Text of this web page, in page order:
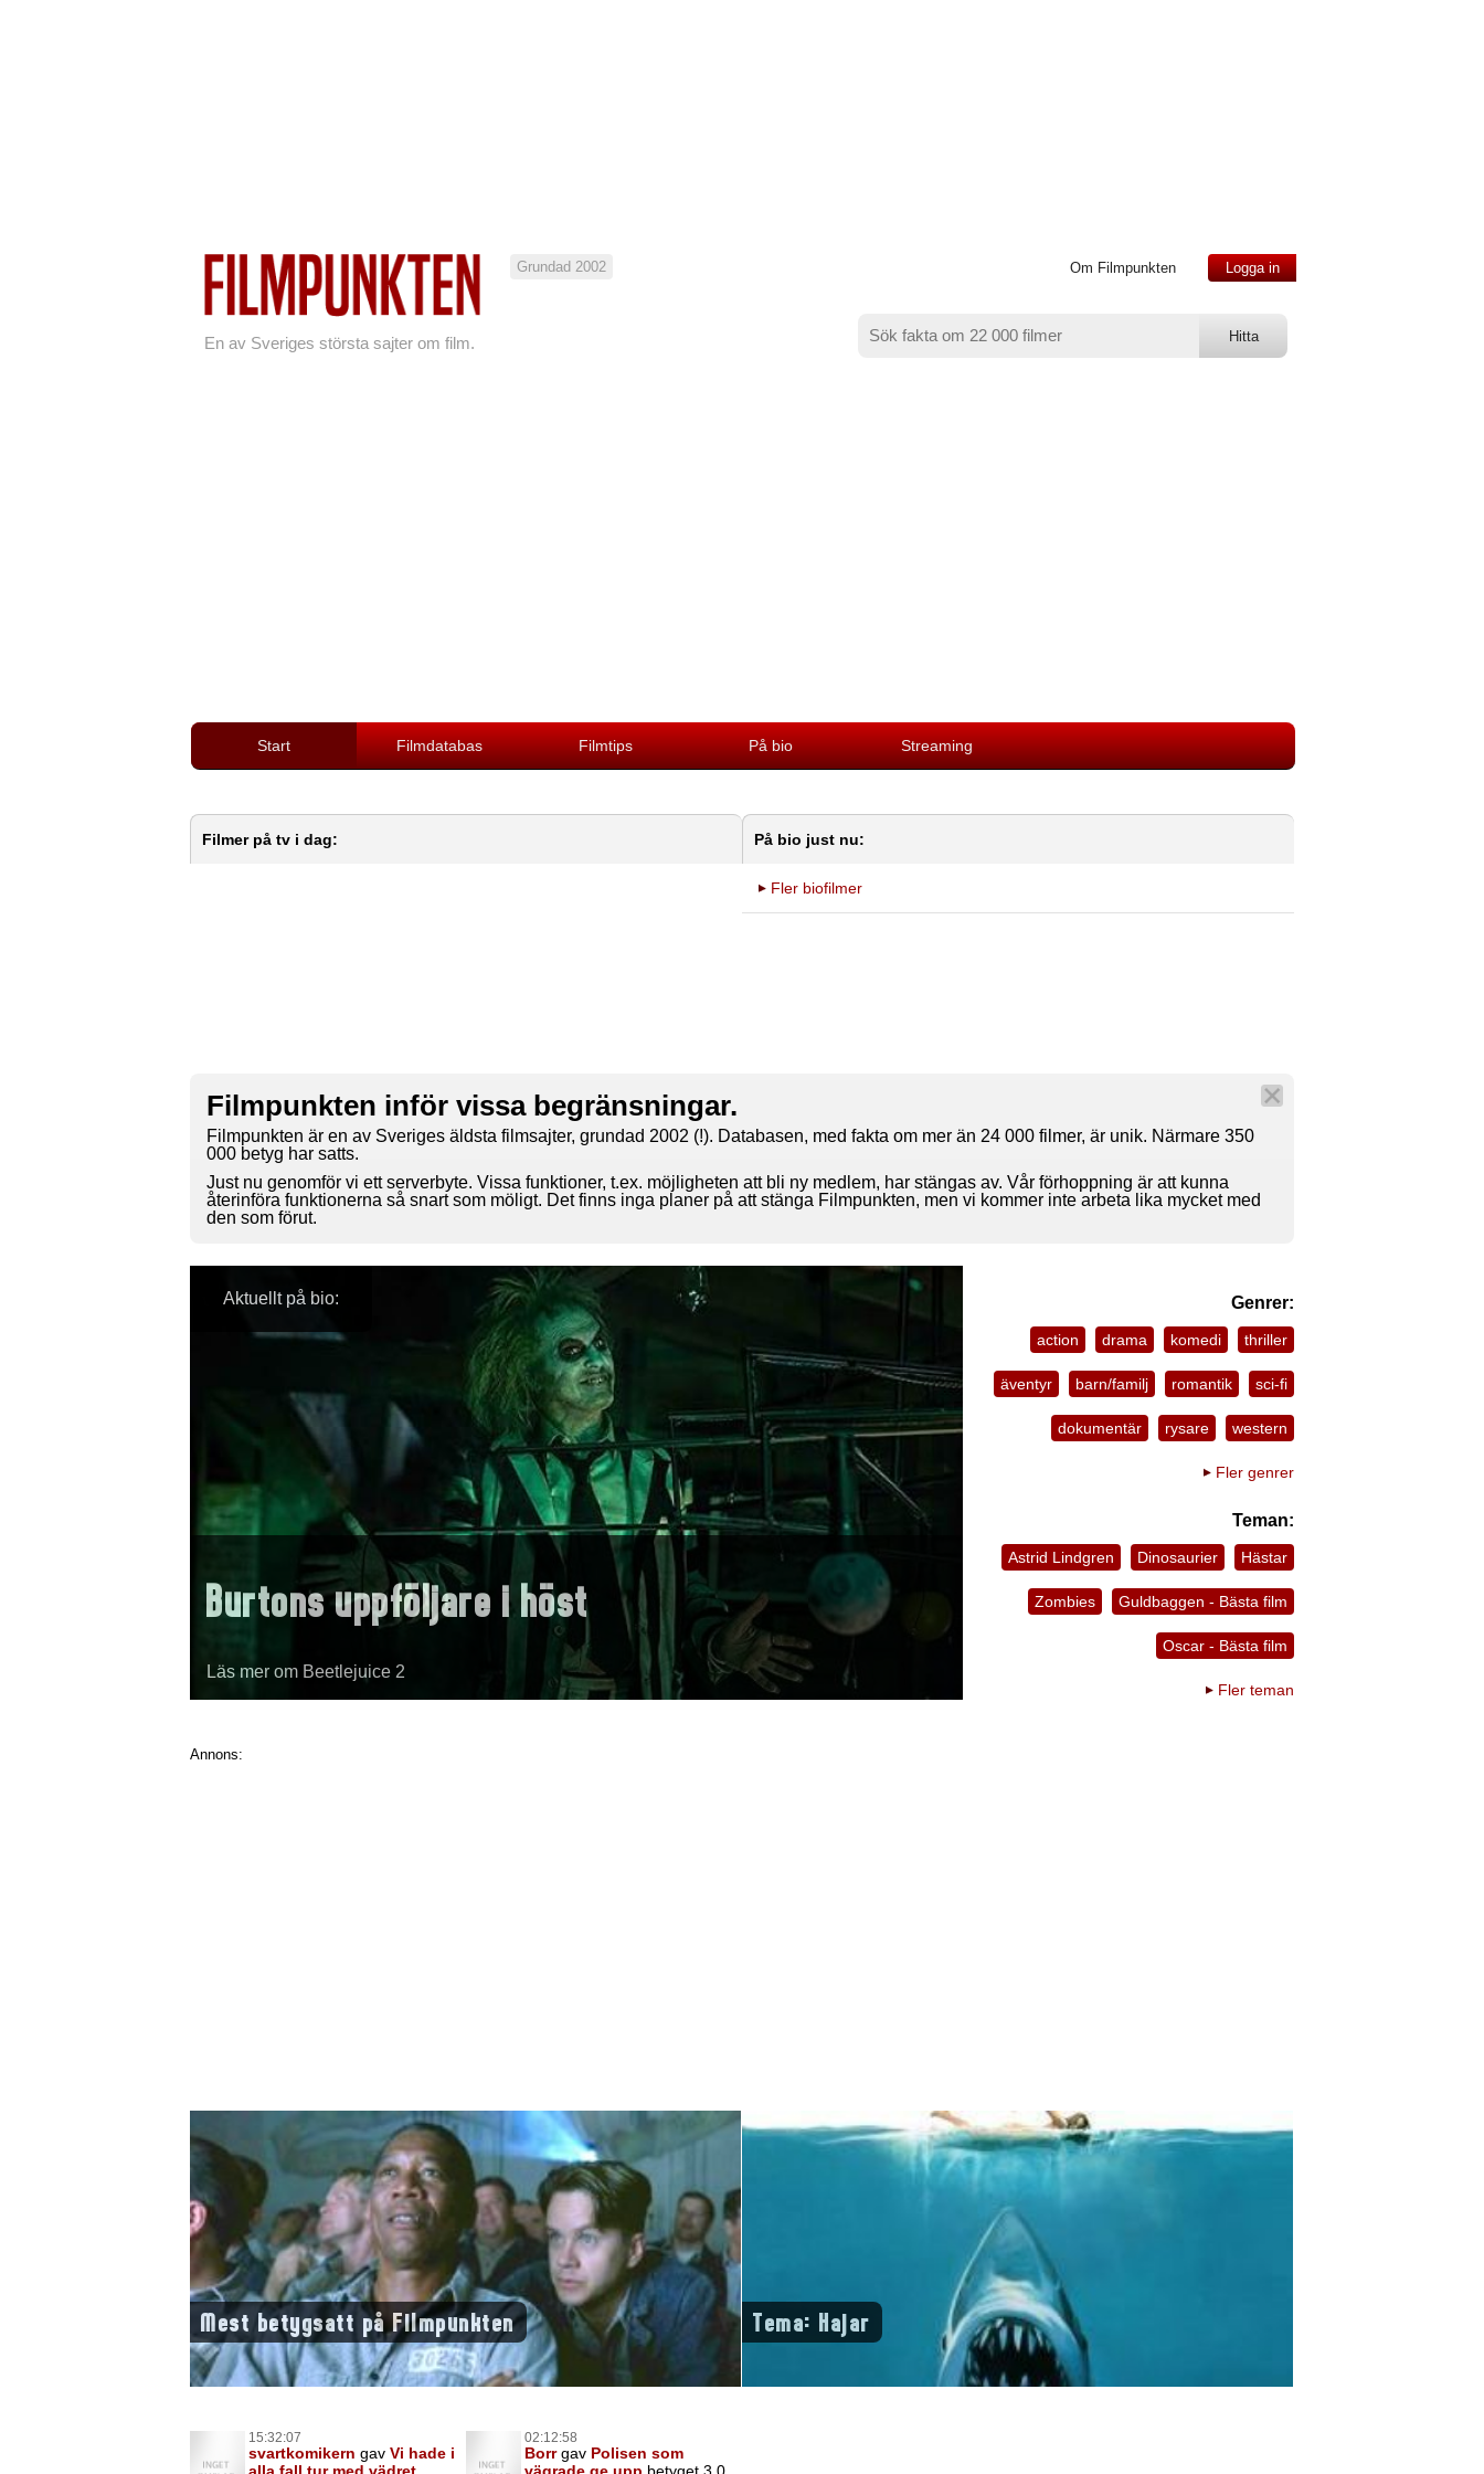
En av Sveriges största sajter om film.
Grundad 2002 Om Filmpunkten Logga in
Start Filmdatabas Filmtips På bio Streaming
Filmer på tv i dag: På bio just nu:
Fler biofilmer
Filmpunkten inför vissa begränsningar.
Filmpunkten är en av Sveriges äldsta filmsajter, grundad 2002 (!). Databasen, med fakta om mer än 24 000 filmer, är unik. Närmare 350
000 betyg har satts.
Just nu genomför vi ett serverbyte. Vissa funktioner, t.ex. möjligheten att bli ny medlem, har stängas av. Vår förhoppning är att kunna
återinföra funktionerna så snart som möligt. Det finns inga planer på att stänga Filmpunkten, men vi kommer inte arbeta lika mycket med
den som förut.
Aktuellt på bio:
Burtons uppföljare i höst
Läs mer om Beetlejuice 2
Genrer:
action drama komedi thriller
äventyr barn/familj romantik sci-fi
dokumentär rysare western
Fler genrer
Teman:
Astrid Lindgren Dinosaurier Hästar
Zombies Guldbaggen - Bästa film
Oscar - Bästa film
Fler teman
Annons:
Mest betygsatt på Filmpunkten Tema: Hajar
15:32:07
svartkomikern gav Vi hade i
alla fall tur med vädret
02:12:58
Borrgav Polisen som
vägrade ge upp betyget 3,0